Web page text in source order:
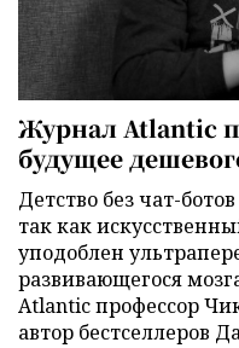
Журнал Atlantic
будущее
Детство без чат-
так как
уподоблен
развивающегося
Atlantic профессор
автор бестселлеров